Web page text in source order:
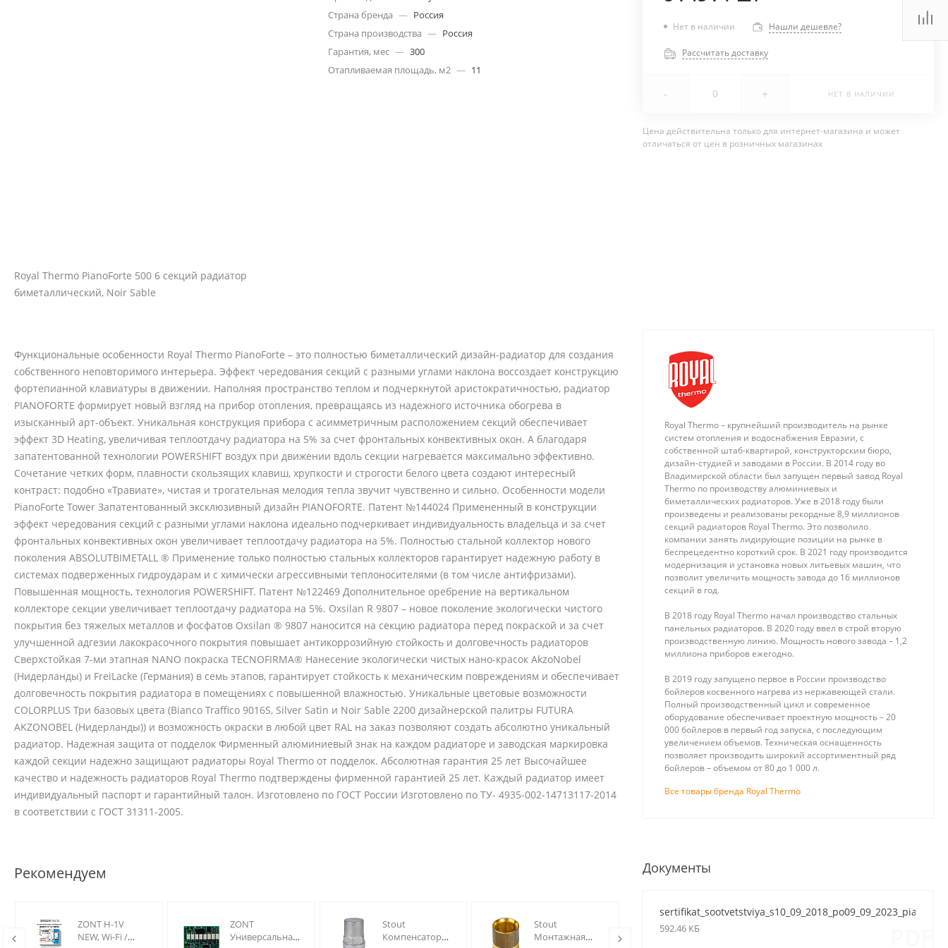
Royal Thermo PianoForte 500 6 секций радиатор
биметаллический, Noir Sable
Страна бренда — Россия
Страна производства — Россия
Гарантия, мес — 300
Отапливаемая площадь, м2 — 11
Нет в наличии Нашли дешевле?
Рассчитать доставку
- + НЕТ В НАЛИЧИИ
Цена действительна только для интернет-магазина и может
отличаться от цен в розничных магазинах
Функциональные особенности Royal Thermo PianoForte – это полностью биметаллический дизайн-радиатор для создания
собственного неповторимого интерьера. Эффект чередования секций с разными углами наклона воссоздает конструкцию
фортепианной клавиатуры в движении. Наполняя пространство теплом и подчеркнутой аристократичностью, радиатор
PIANOFORTE формирует новый взгляд на прибор отопления, превращаясь из надежного источника обогрева в
изысканный арт-объект. Уникальная конструкция прибора с асимметричным расположением секций обеспечивает
эффект 3D Heating, увеличивая теплоотдачу радиатора на 5% за счет фронтальных конвективных окон. А благодаря
запатентованной технологии POWERSHIFT воздух при движении вдоль секции нагревается максимально эффективно.
Сочетание четких форм, плавности скользящих клавиш, хрупкости и строгости белого цвета создают интересный
контраст: подобно «Травиате», чистая и трогательная мелодия тепла звучит чувственно и сильно. Особенности модели
PianoForte Tower Запатентованный эксклюзивный дизайн PIANOFORTE. Патент №144024 Примененный в конструкции
эффект чередования секций с разными углами наклона идеально подчеркивает индивидуальность владельца и за счет
фронтальных конвективных окон увеличивает теплоотдачу радиатора на 5%. Полностью стальной коллектор нового
поколения ABSOLUTBIMETALL ® Применение только полностью стальных коллекторов гарантирует надежную работу в
системах подверженных гидроударам и с химически агрессивными теплоносителями (в том числе антифризами).
Повышенная мощность, технология POWERSHIFT. Патент №122469 Дополнительное оребрение на вертикальном
коллекторе секции увеличивает теплоотдачу радиатора на 5%. Oxsilan R 9807 – новое поколение экологически чистого
покрытия без тяжелых металлов и фосфатов Oxsilan ® 9807 наносится на секцию радиатора перед покраской и за счет
улучшенной адгезии лакокрасочного покрытия повышает антикоррозийную стойкость и долговечность радиаторов
Сверхстойкая 7-ми этапная NANO покраска TECNOFIRMA® Нанесение экологически чистых нано-красок AkzoNobel
(Нидерланды) и FreiLacke (Германия) в семь этапов, гарантирует стойкость к механическим повреждениям и обеспечивает
долговечность покрытия радиатора в помещениях с повышенной влажностью. Уникальные цветовые возможности
COLORPLUS Три базовых цвета (Bianco Traffico 9016S, Silver Satin и Noir Sable 2200 дизайнерской палитры FUTURA
AKZONOBEL (Нидерланды)) и возможность окраски в любой цвет RAL на заказ позволяют создать абсолютно уникальный
радиатор. Надежная защита от подделок Фирменный алюминиевый знак на каждом радиаторе и заводская маркировка
каждой секции надежно защищают радиаторы Royal Thermo от подделок. Абсолютная гарантия 25 лет Высочайшее
качество и надежность радиаторов Royal Thermo подтверждены фирменной гарантией 25 лет. Каждый радиатор имеет
индивидуальный паспорт и гарантийный талон. Изготовлено по ГОСТ России Изготовлено по ТУ- 4935-002-14713117-2014
в соответствии с ГОСТ 31311-2005.
Рекомендуем
ZONT H-1V
NEW, Wi-Fi /
ZONT
Универсальная
Stout
Компенсатор
Stout
Монтажная
Stout SMS-0917
Royal Thermo – крупнейший производитель на рынке
систем отопления и водоснабжения Евразии, с
собственной штаб-квартирой, конструкторским бюро,
дизайн-студией и заводами в России. В 2014 году во
Владимирской области был запущен первый завод Royal
Thermo по производству алюминиевых и
биметаллических радиаторов. Уже в 2018 году были
произведены и реализованы рекордные 8,9 миллионов
секций радиаторов Royal Thermo. Это позволило
компании занять лидирующие позиции на рынке в
беспрецедентно короткий срок. В 2021 году производится
модернизация и установка новых литьевых машин, что
позволит увеличить мощность завода до 16 миллионов
секций в год.
В 2018 году Royal Thermo начал производство стальных
панельных радиаторов. В 2020 году ввел в строй вторую
производственную линию. Мощность нового завода – 1,2
миллиона приборов ежегодно.
В 2019 году запущено первое в России производство
бойлеров косвенного нагрева из нержавеющей стали.
Полный производственный цикл и современное
оборудование обеспечивает проектную мощность – 20
000 бойлеров в первый год запуска, с последующим
увеличением объемов. Техническая оснащенность
позволяет производить широкий ассортиментный ряд
бойлеров – объемом от 80 до 1 000 л.
Все товары бренда Royal Thermo
Документы
592.46 КБ